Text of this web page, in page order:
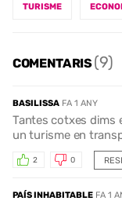
TURISME
COMENTARIS(9)
BASILISSA FA 1 ANY
Tantes cotxes dims
un turisme en
2 0
PAÍS INHABITABLE FA 1